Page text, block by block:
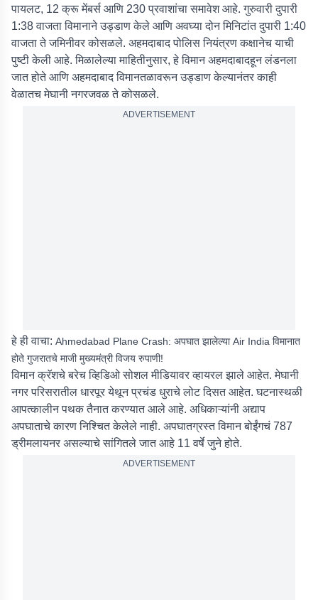
पायलट, 12 क्रू मेंबर्स आणि 230 प्रवाशांचा समावेश आहे. गुरुवारी दुपारी
1:38 वाजता विमानाने उड्डाण केले आणि अवघ्या दोन मिनिटांत दुपारी 1:40
वाजता ते जमिनीवर कोसळले. अहमदाबाद पोलिस नियंत्रण कक्षानेच याची
पुष्टी केली आहे. मिळालेल्या माहितीनुसार, हे विमान अहमदाबादहून लंडनला
जात होते आणि अहमदाबाद विमानतळावरून उड्डाण केल्यानंतर काही
वेळातच मेघानी नगरजवळ ते कोसळले.
ADVERTISEMENT
हे ही वाचा: Ahmedabad Plane Crash: अपघात झालेल्या Air India विमानात
होते गुजरातचे माजी मुख्यमंत्री विजय रुपाणी!
विमान क्रॅशचे बरेच व्हिडिओ सोशल मीडियावर व्हायरल झाले आहेत. मेघानी
नगर परिसरातील धारपूर येथून प्रचंड धुराचे लोट दिसत आहेत. घटनास्थळी
आपत्कालीन पथक तैनात करण्यात आले आहे. अधिकाऱ्यांनी अद्याप
अपघाताचे कारण निश्चित केलेले नाही. अपघातग्रस्त विमान बोईंगचं 787
ड्रीमलायनर असल्याचे सांगितले जात आहे 11 वर्षे जुने होते.
ADVERTISEMENT